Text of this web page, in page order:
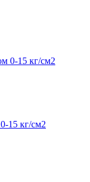
15 кг/см2